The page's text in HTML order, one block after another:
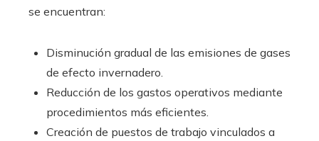
se encuentran:
Disminución gradual de las emisiones de gases
de efecto invernadero.
Reducción de los gastos operativos mediante
procedimientos más eficientes.
Creación de puestos de trabajo vinculados a